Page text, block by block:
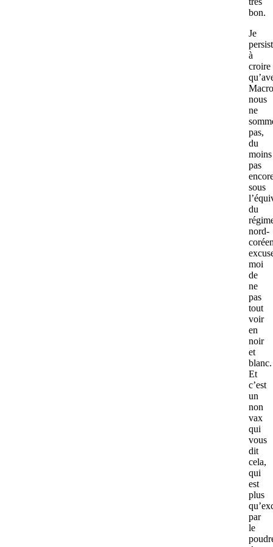
bon.
Je
à
croire
nous
ne
pas,
du
moins
pas
sous
du
nord-
moi
de
ne
pas
tout
voir
en
noir
et
blanc.
Et
c’est
un
non
vax
qui
vous
dit
cela,
qui
est
plus
par
le